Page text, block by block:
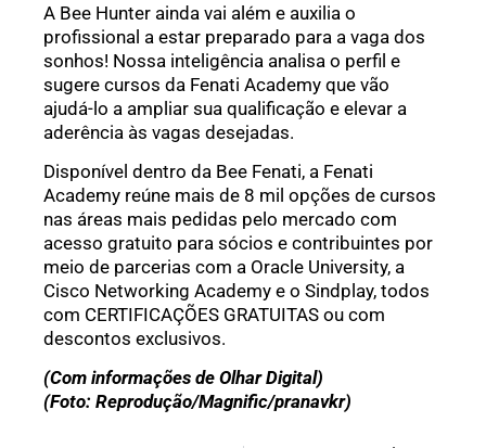
A Bee Hunter ainda vai além e auxilia o
profissional a estar preparado para a vaga dos
sonhos! Nossa inteligência analisa o perfil e
sugere cursos da Fenati Academy que vão
ajudá-lo a ampliar sua qualificação e elevar a
aderência às vagas desejadas.
Disponível dentro da Bee Fenati, a Fenati
Academy reúne mais de 8 mil opções de cursos
nas áreas mais pedidas pelo mercado com
acesso gratuito para sócios e contribuintes por
meio de parcerias com a Oracle University, a
Cisco Networking Academy e o Sindplay, todos
com CERTIFICAÇÕES GRATUITAS ou com
descontos exclusivos.
(Com informações de Olhar Digital)
(Foto: Reprodução/Magnific/pranavkr)